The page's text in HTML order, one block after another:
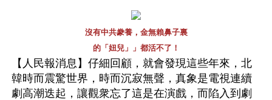
沒有中共豢養，金無賴鼻子裏
的「妞兒」」都活不了！
【人民報消息】仔細回顧，就會發現這些年來，北
韓時而震驚世界，時而沉寂無聲，真象是電視連續
劇高潮迭起，讓觀衆忘了這是在演戲，而陷入到劇